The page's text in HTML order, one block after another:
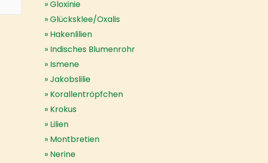
Gloxinie
Glücksklee/Oxalis
Hakenlilien
Indisches Blumenrohr
Ismene
Jakobslilie
Korallentröpfchen
Krokus
Lilien
Montbretien
Nerine